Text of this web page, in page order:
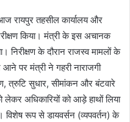
रायपुर तहसील कार्यालय और
किया। मंत्री के इस अचानक
के दौरान राजस्व मामलों के
पर मंत्री ने गहरी नाराजगी
त्रुटि सुधार, सीमांकन और बंटवारे
अधिकारियों को आड़े हाथों लिया
रूप से डायवर्सन (व्यपवर्तन) के